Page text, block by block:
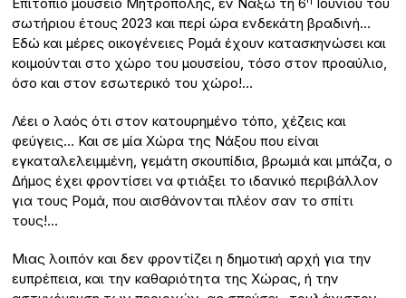
σωτήριου έτους 2023 και περί ώρα ενδεκάτη βραδινή…
Εδώ και μέρες οικογένειες Ρομά έχουν κατασκηνώσει και
κοιμούνται στο χώρο του μουσείου, τόσο στον προαύλιο,
όσο και στον εσωτερικό του χώρο!…
Λέει ο λαός ότι στον κατουρημένο τόπο, χέζεις και
φεύγεις… Και σε μία Χώρα της Νάξου που είναι
εγκαταλελειμμένη, γεμάτη σκουπίδια, βρωμιά και μπάζα, ο
Δήμος έχει φροντίσει να φτιάξει το ιδανικό περιβάλλον
για τους Ρομά, που αισθάνονται πλέον σαν το σπίτι
τους!…
Μιας λοιπόν και δεν φροντίζει η δημοτική αρχή για την
ευπρέπεια, και την καθαριότητα της Χώρας, ή την